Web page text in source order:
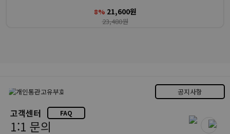
8% 21,600원
23,480원
공지사항
고객센터 FAQ
1:1 문의